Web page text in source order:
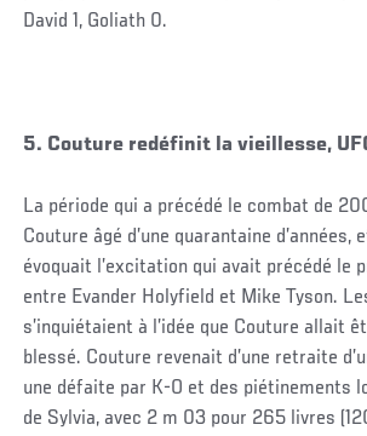
David 1, Goliath 0.
5. Couture redéfinit la vieillesse,
La période qui a précédé le combat de
Couture âgé d’une quarantaine d’années,
évoquait l’excitation qui avait précédé le
entre Evander Holyfield et Mike Tyson.
s’inquiétaient à l’idée que Couture allait
blessé. Couture revenait d’une retraite
une défaite par K-O et des piétinements
de Sylvia, avec 2 m 03 pour 265 livres